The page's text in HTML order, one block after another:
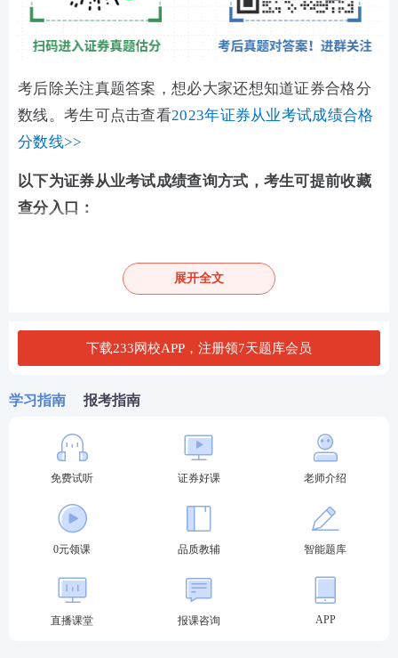
考后除关注真题答案，想必大家还想知道证券合格分
数线。考生可点击查看2023年证券从业考试成绩合格
分数线>>
以下为证券从业考试成绩查询方式，考生可提前收藏
查分入口：
https://wx.233.com/u/hook/23.html
即可快速查询成绩。
【点击进入证券从业成绩查询入口>>】
方式二：登录中国证券业协会网站
展开全文
下载233网校APP，注册领7天题库会员
学习指南 报考指南
免费试听 证券好课 老师介绍
0元领课 品质教辅 智能题库
直播课堂 报课咨询 APP